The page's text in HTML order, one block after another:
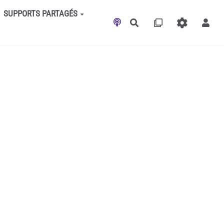
SUPPORTS PARTAGÉS
Rechercher